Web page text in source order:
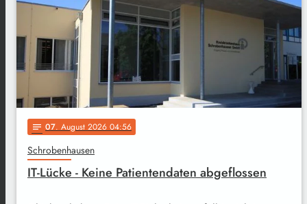
notes 07. August 2026 04:56
Schrobenhausen
IT-Lücke - Keine Patientendaten abgeflossen